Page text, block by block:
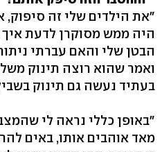
"את הילדים שלי זה
היה ממש מסוקרן לדעת איך
הבטן שלי והאם עברתי
ואמר שהוא רוצה תינוק
בעתיד נעשה גם תינוק
"באופן כללי נראה לי
מאד אוהבים אותו, באים